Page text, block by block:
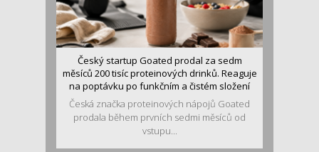
Český startup Goated prodal za sedm
měsíců 200 tisíc proteinových drinků. Reaguje
na poptávku po funkčním a čistém složení
Česká značka proteinových nápojů Goated
prodala během prvních sedmi měsíců od
vstupu...